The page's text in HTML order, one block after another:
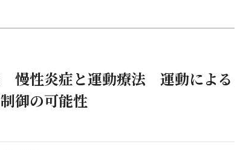
慢性炎症と運動療法 運動による
御の可能性